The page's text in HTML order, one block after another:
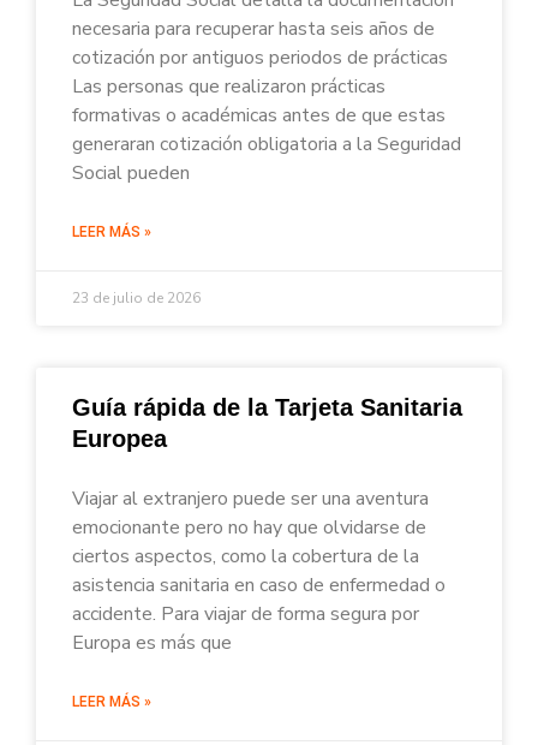
necesaria para recuperar hasta seis años de
cotización por antiguos periodos de prácticas
Las personas que realizaron prácticas
formativas o académicas antes de que estas
generaran cotización obligatoria a la Seguridad
Social pueden
LEER MÁS »
23 de julio de 2026
Guía rápida de la Tarjeta Sanitaria
Europea
Viajar al extranjero puede ser una aventura
emocionante pero no hay que olvidarse de
ciertos aspectos, como la cobertura de la
asistencia sanitaria en caso de enfermedad o
accidente. Para viajar de forma segura por
Europa es más que
LEER MÁS »